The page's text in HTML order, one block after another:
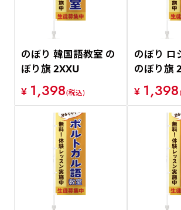
のぼり 韓国語教室 の
ぼり旗 2XXU
¥ 1,398(税込)
のぼり ロ
のぼり旗
¥ 1,398